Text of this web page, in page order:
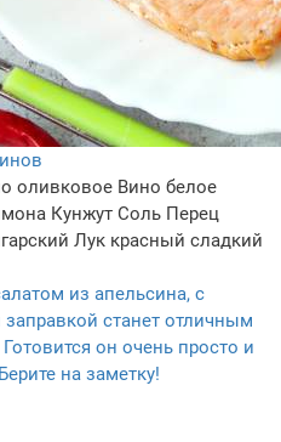
оливковое Вино белое
Кунжут Соль Перец
Лук красный сладкий
из апельсина, с
станет отличным
он очень просто и
на заметку!